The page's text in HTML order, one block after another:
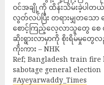
ဝင်အချို့ကို ထိန်းသိမ်းခဲ့ပါတယ်
လွတ်လပ်ပြီး တရားမျှတသော
စောင့်ကြည့်လေ့လာသူတွေ စေ
ဆိုးရွားလာမှာကို စိုးရိမ်မှုတွေ
ကိုးကား – NHK
Ref; Bangladesh train
sabotage general election
#Ayeyarwaddy_Times